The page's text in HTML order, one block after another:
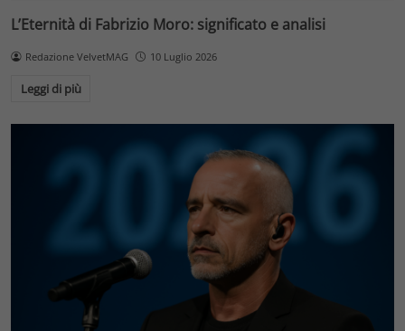
L’Eternità di Fabrizio Moro: significato e analisi
Redazione VelvetMAG 10 Luglio 2026
Leggi di più